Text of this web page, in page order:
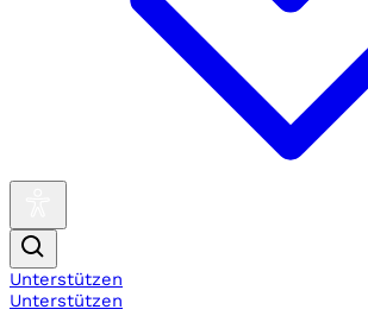
Unterstützen
Unterstützen